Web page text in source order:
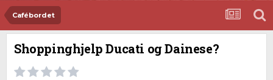
Cafébordet
Shoppinghjelp Ducati og Dainese?